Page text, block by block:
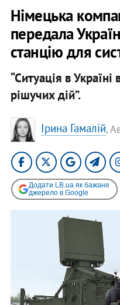
Німецька
передала
станцію для
“Ситуація в
рішучих дій”.
Ірина Гамалій,
Додати LB.ua як бажане
джерело в Google